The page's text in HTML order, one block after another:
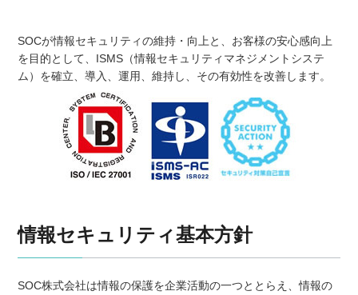
SOCが情報セキュリティの維持・向上と、お客様の安心感向上
を目的として、ISMS（情報セキュリティマネジメントシステ
ム）を確立、導入、運用、維持し、その有効性を改善します。
情報セキュリティ基本方針
SOC株式会社は情報の保護を企業活動の一つととらえ、情報の